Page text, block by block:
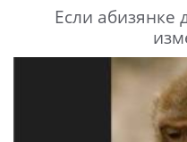
Если абизянке